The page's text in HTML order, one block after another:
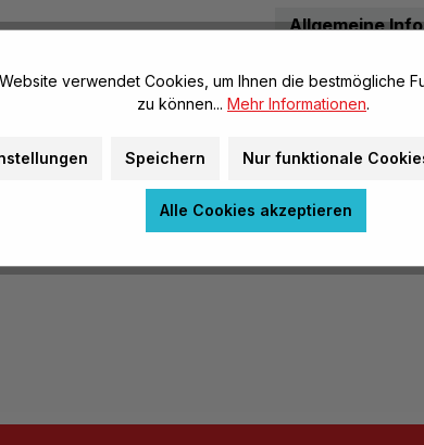
geeignet und der
im Unterricht. Der
Allgemeine
Marke:
Warnhinweise
verwendet Cookies, um Ihnen die bestmögliche
zu können... Mehr Informationen.
Speichern Nur funktionale
Alle Cookies akzeptieren